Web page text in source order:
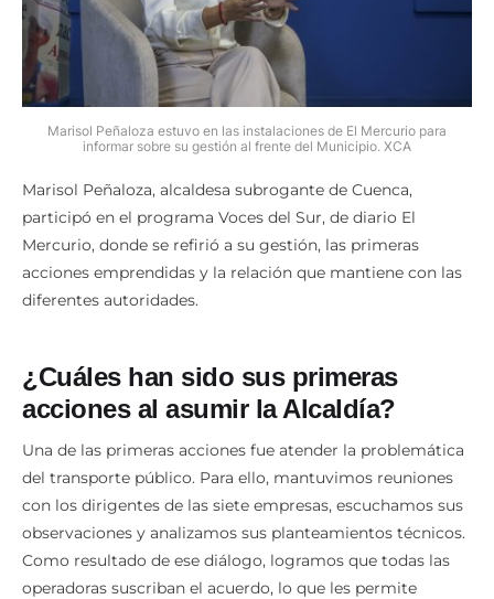
Marisol Peñaloza estuvo en las instalaciones de El Mercurio para
informar sobre su gestión al frente del Municipio. XCA
Marisol Peñaloza, alcaldesa subrogante de Cuenca,
participó en el programa Voces del Sur, de diario El
Mercurio, donde se refirió a su gestión, las primeras
acciones emprendidas y la relación que mantiene con las
diferentes autoridades.
¿Cuáles han sido sus primeras
acciones al asumir la Alcaldía?
Una de las primeras acciones fue atender la problemática
del transporte público. Para ello, mantuvimos reuniones
con los dirigentes de las siete empresas, escuchamos sus
observaciones y analizamos sus planteamientos técnicos.
Como resultado de ese diálogo, logramos que todas las
operadoras suscriban el acuerdo, lo que les permite